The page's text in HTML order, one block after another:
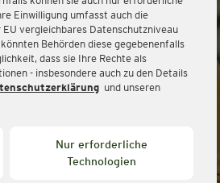
Einwilligung umfasst auch die
vergleichbares Datenschutzniveau
Behörden diese gegebenenfalls
dass sie Ihre Rechte als
- insbesondere auch zu den Details
und unseren
Nur erforderliche
Technologien